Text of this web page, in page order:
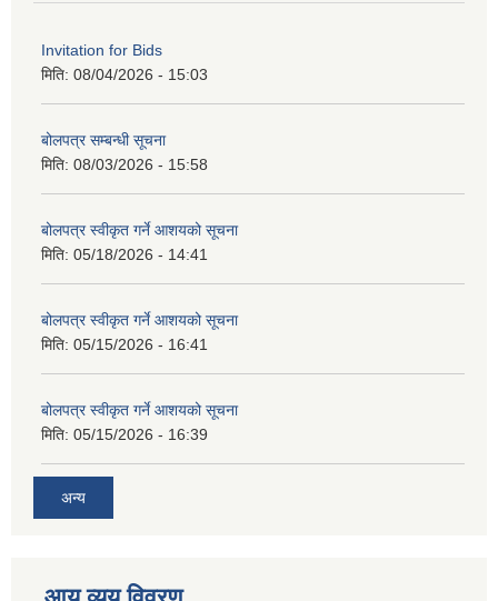
Invitation for Bids
मिति: 08/04/2026 - 15:03
बोलपत्र सम्बन्धी सूचना
मिति: 08/03/2026 - 15:58
बोलपत्र स्वीकृत गर्ने आशयको सूचना
मिति: 05/18/2026 - 14:41
बोलपत्र स्वीकृत गर्ने आशयको सूचना
मिति: 05/15/2026 - 16:41
बोलपत्र स्वीकृत गर्ने आशयको सूचना
मिति: 05/15/2026 - 16:39
अन्य